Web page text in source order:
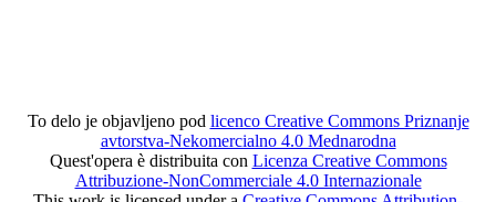
To delo je objavljeno pod licenco Creative Commons Priznanje
avtorstva-Nekomercialno 4.0 Mednarodna
Quest'opera è distribuita con Licenza Creative Commons
Attribuzione-NonCommerciale 4.0 Internazionale